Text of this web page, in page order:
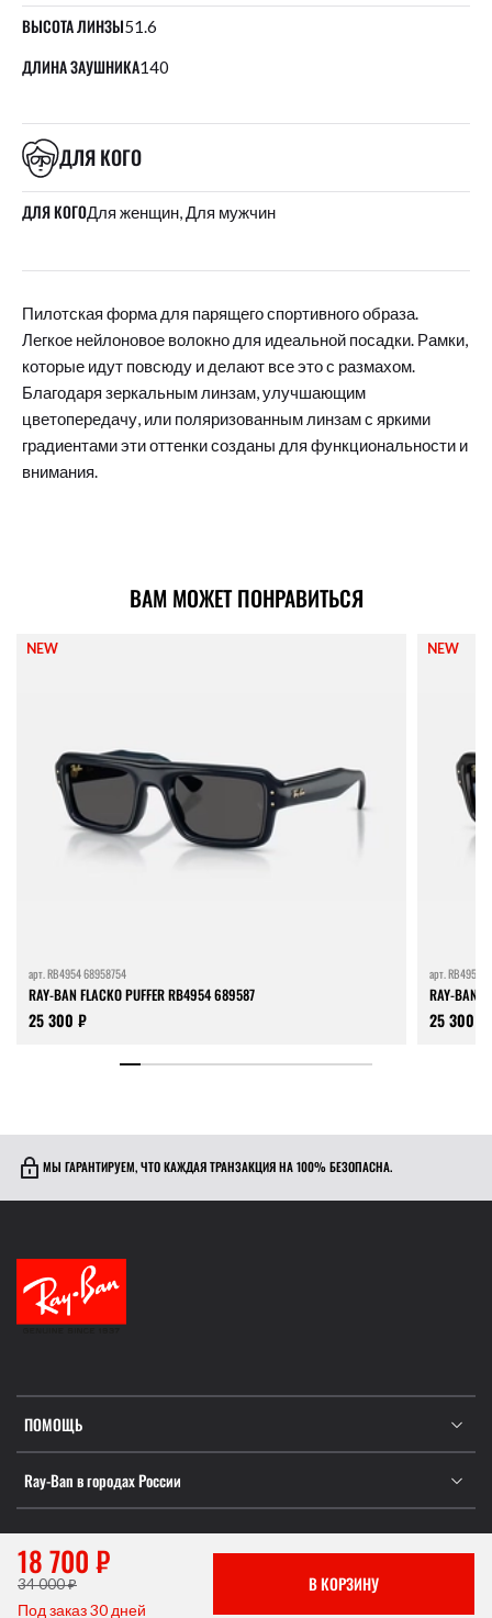
18 700 ₽
34 000 ₽
Под заказ 30 дней
В КОРЗИНУ
ВЫСОТА ЛИНЗЫ51.6
ДЛИНА ЗАУШНИКА140
ДЛЯ КОГО
ДЛЯ КОГОДля женщин, Для мужчин
Пилотская форма для парящего спортивного образа.
Легкое нейлоновое волокно для идеальной посадки. Рамки,
которые идут повсюду и делают все это с размахом.
Благодаря зеркальным линзам, улучшающим
цветопередачу, или поляризованным линзам с яркими
градиентами эти оттенки созданы для функциональности и
внимания.
ВАМ МОЖЕТ ПОНРАВИТЬСЯ
NEW
арт.RB4954 68958754
RAY-BAN FLACKO PUFFER RB4954 689587
25 300 ₽
NEW
арт.RB4954
RAY-BAN
25 300 ₽
МЫ ГАРАНТИРУЕМ, ЧТО КАЖДАЯ ТРАНЗАКЦИЯ НА 100% БЕЗОПАСНА.
ПОМОЩЬ
Ray-Ban в городах России
Информация не является публичной офертой, которая
определяется положениями Статьи 437 ГК РФ.